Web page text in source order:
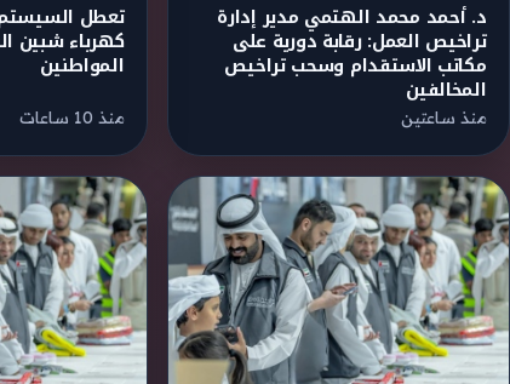
د. أحمد محمد الهتمي مدير إدارة
تراخيص العمل: رقابة دورية على
مكاتب الاستقدام وسحب تراخيص
المخالفين
منذ ساعتين
تعطل
كهرباء شبين
المواطنين
منذ 10 ساعات